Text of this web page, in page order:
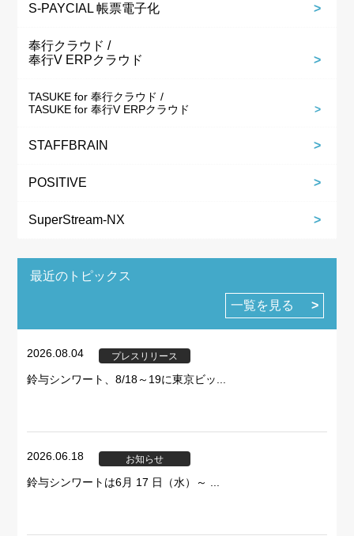
S-PAYCIAL 帳票電子化
奉行クラウド /
奉行V ERPクラウド
TASUKE for 奉行クラウド /
TASUKE for 奉行V ERPクラウド
STAFFBRAIN
POSITIVE
SuperStream-NX
最近のトピックス
一覧を見る
2026.08.04 プレスリリース
鈴与シンワート、8/18～19に東京ビッ...
2026.06.18 お知らせ
鈴与シンワートは6月 17 日（水）～ ...